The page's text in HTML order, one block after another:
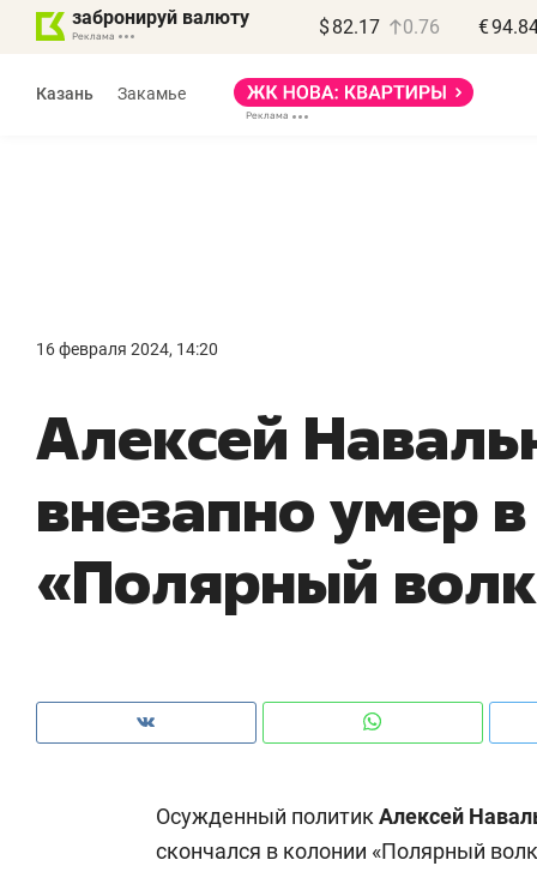
забронируй валюту $ 82.17 0.76 €
Казань Закамье
16 февраля 2024, 14:20
Алексей
внезапно умер
«Полярный
Осужденный политик Алексей
скончался в колонии «Полярный
правил, бизнес может
потерять минимум
Как бизнесу выйти на зарубежные
рынки, почему надо знать аксакалов и
чем интересен Оман?